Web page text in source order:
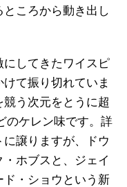
ころから動き出し
してきたワイスピ
て振り切れていま
う次元をとうに超
のケレン味です。詳
譲りますが、ドウ
ホブスと、ジェイ
ド・ショウという新